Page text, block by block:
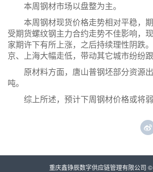
本周钢材市场以盘整为主。
本周钢材现货价格走势相对平稳，
受期货螺纹钢主力合约走势不佳影响，
家期许下有所上涨，之后持续理性阴跌
京、上海大幅走低，带动其它城市纷纷跟
原材料方面，唐山普钢坯部分资源
吨。
综上所述，预计下周钢材价格或将弱
重庆鑫铮辰数字供应链管理有限公司